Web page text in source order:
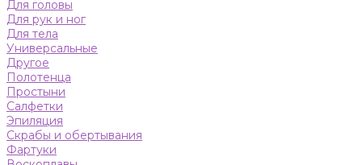
Для головы
Для рук и ног
Для тела
Универсальные
Другое
Полотенца
Простыни
Салфетки
Эпиляция
Скрабы и обертывания
Фартуки